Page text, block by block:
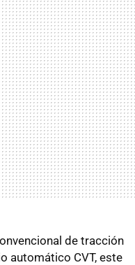
de tracción
automático CVT, este